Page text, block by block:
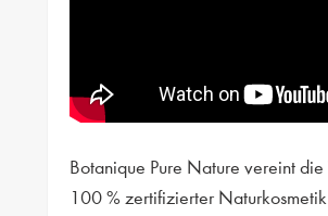
Botanique Pure Nature vereint
100 % zertifizierter